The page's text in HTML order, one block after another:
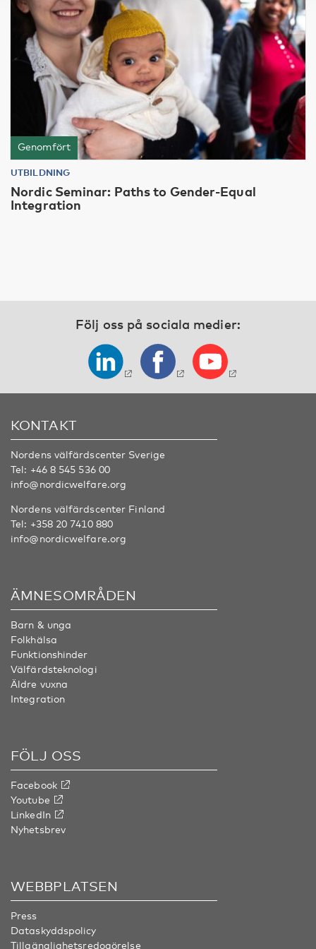
Genomfört
UTBILDNING
Nordic Seminar: Paths to Gender-Equal
Integration
Följ oss på sociala medier:
KONTAKT
Nordens välfärdscenter Sverige
Tel: +46 8 545 536 00
info@nordicwelfare.org
Nordens välfärdscenter Finland
Tel: +358 20 7410 880
info@nordicwelfare.org
ÄMNESOMRÅDEN
Barn & unga
Folkhälsa
Funktionshinder
Välfärdsteknologi
Äldre vuxna
Integration
FÖLJ OSS
Facebook
Youtube
LinkedIn
Nyhetsbrev
WEBBPLATSEN
Press
Dataskyddspolicy
Tillgänglighetsredogörelse